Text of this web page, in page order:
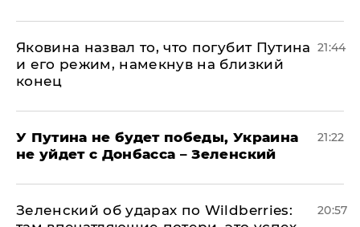
Яковина назвал то, что погубит Путина
и его режим, намекнув на близкий
конец
21:44
У Путина не будет победы, Украина
не уйдет с Донбасса – Зеленский
21:22
Зеленский об ударах по Wildberries:
20:57